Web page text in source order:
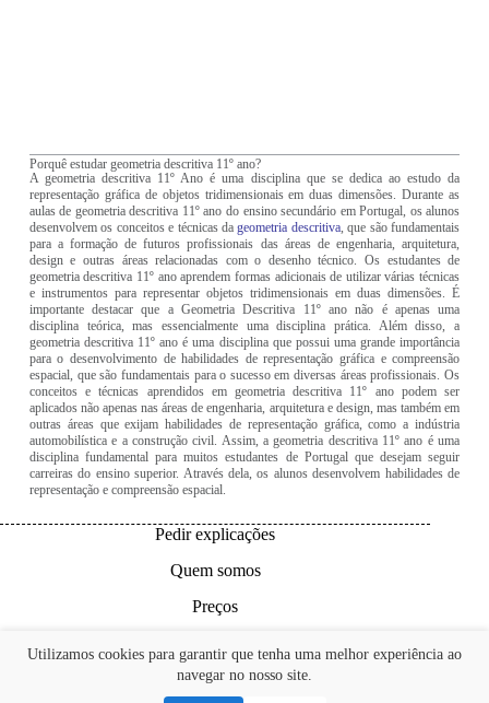
Porquê estudar geometria descritiva 11º ano?
A geometria descritiva 11º Ano é uma disciplina que se dedica ao estudo da
representação gráfica de objetos tridimensionais em duas dimensões. Durante as
aulas de geometria descritiva 11º ano do ensino secundário em Portugal, os alunos
desenvolvem os conceitos e técnicas dageometria descritiva, que são fundamentais
para a formação de futuros profissionais das áreas de engenharia, arquitetura,
design e outras áreas relacionadas com o desenho técnico. Os estudantes de
geometria descritiva 11º ano aprendem formas adicionais de utilizar várias técnicas
e instrumentos para representar objetos tridimensionais em duas dimensões. É
importante destacar que a Geometria Descritiva 11º ano não é apenas uma
disciplina teórica, mas essencialmente uma disciplina prática. Além disso, a
geometria descritiva 11º ano é uma disciplina que possui uma grande importância
para o desenvolvimento de habilidades de representação gráfica e compreensão
espacial, que são fundamentais para o sucesso em diversas áreas profissionais. Os
conceitos e técnicas aprendidos em geometria descritiva 11º ano podem ser
aplicados não apenas nas áreas de engenharia, arquitetura e design, mas também em
outras áreas que exijam habilidades de representação gráfica, como a indústria
automobilística e a construção civil. Assim, a geometria descritiva 11º ano é uma
disciplina fundamental para muitos estudantes de Portugal que desejam seguir
carreiras do ensino superior. Através dela, os alunos desenvolvem habilidades de
representação e compreensão espacial.
Pedir explicações
Quem somos
Preços
Contactos
Copyright © 2026 | GD Online - Explicações Geometria
Utilizamos cookies para garantir que tenha uma melhor experiência ao
navegar no nosso site.